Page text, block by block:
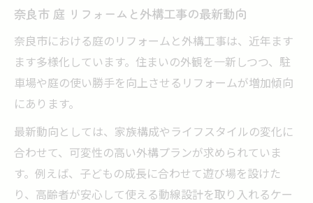
奈良市 庭 リフォームと外構工事の最新動向
奈良市における庭のリフォームと外構工事は、近年ます
ます多様化しています。住まいの外観を一新しつつ、駐
車場や庭の使い勝手を向上させるリフォームが増加傾向
にあります。
最新動向としては、家族構成やライフスタイルの変化に
合わせて、可変性の高い外構プランが求められていま
す。例えば、子どもの成長に合わせて遊び場を設けた
り、高齢者が安心して使える動線設計を取り入れるケー